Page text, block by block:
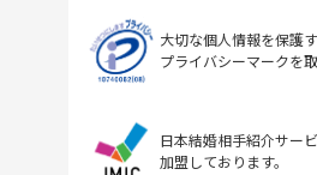
大切な個人情報を保護
プライバシーマークを
日本結婚相手紹介サー
加盟しております。